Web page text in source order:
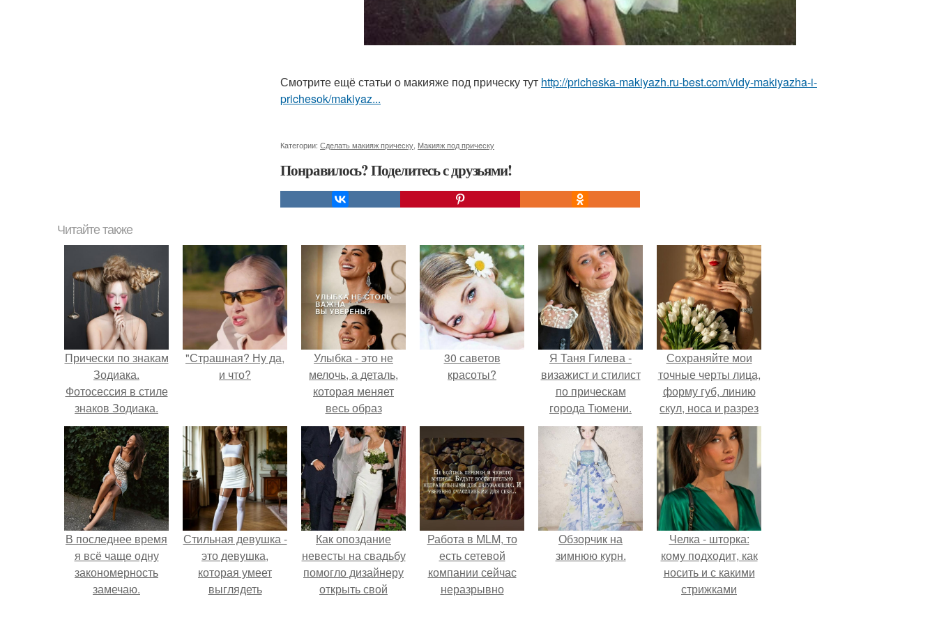
Смотрите ещё статьи о макияже под прическу тут http://pricheska-makiyazh.ru-best.com/vidy-makiyazha-i-
prichesok/makiyaz...
Категории: Сделать макияж прическу Макияж под прическу
Понравилось? Поделитесь с друзьями!
Читайте также
Прически по знакам
Зодиака.
Фотосессия в стиле
знаков Зодиака.
"Страшная? Ну да,
и что?
Улыбка - это не
мелочь, а деталь,
которая меняет
весь образ
человека.
30 саветов
красоты?
Я Таня Гилева -
визажист и стилист
по прическам
города Тюмени.
Сохраняйте мои
точные черты лица,
форму губ, линию
скул, носа и разрез
глаз.
В последнее время
я всё чаще одну
закономерность
замечаю.
Стильная девушка -
это девушка,
которая умеет
выглядеть
Как опоздание
невесты на свадьбу
помогло дизайнеру
открыть свой
Работа в MLM, то
есть сетевой
компании сейчас
неразрывно
Обзорчик на
зимнюю курн.
Челка - шторка:
кому подходит, как
носить и с какими
стрижками